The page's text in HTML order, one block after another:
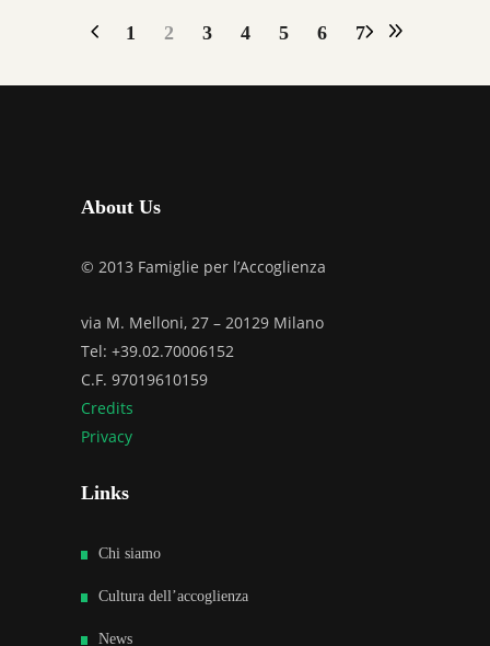
1 2 3 4 5 6 7
About Us
© 2013 Famiglie per l’Accoglienza
via M. Melloni, 27 – 20129 Milano
Tel: +39.02.70006152
C.F. 97019610159
Credits
Privacy
Links
Chi siamo
Cultura dell’accoglienza
News